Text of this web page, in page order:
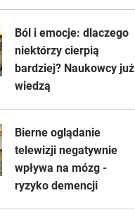
Ból i emocje: dlaczego
niektórzy cierpią
bardziej? Naukowcy już
wiedzą
Bierne oglądanie
telewizji negatywnie
wpływa na mózg -
ryzyko demencji